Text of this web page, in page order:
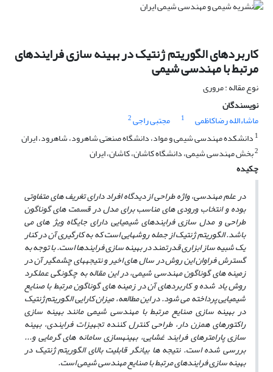
کاربردهای الگوریتم ژنتیک در بهینه سازی فرایندهای
مرتبط با مهندسی شیمی
نوع مقاله : مروری
نویسندگان
ماشاءالله رضاکاظمی
1 مجتبی راجی2
1 دانشکده مهندسی شیمی و مواد، دانشگاه صنعتی شاهرود، شاهرود، ایران
2بخش مهندسی شیمی، دانشگاه کاشان، کاشان، ایران
چکیده
در علم مهندسی، واژه طراحی از دیدگاه افراد دارای تغریف­ های متفاوتی
بوده و انتخاب ورودی­ های مناسب برای مدل در قسمت­ های گوناگون
طراحی و مدل­ سازی فرایندهای شیمیایی دارای جایگاه ویژ ه­ای می
باشد. الگوریتم ژنتیک از جمله روش­هایی است که به ­کارگیری آن در کنار
یک شبیه ساز ابزاری قدرتمند در بهینه سازی فرایندها است. با توجه به
گسترش فراوان این روش در سال های اخیر و نتیجه­های چشمگیر آن در
زمینه­ های گوناگون مهندسی شیمی، در این مقاله به چگونگی عملکرد
روش یاد شده و کاربردهای آن در زمینه­ های گوناگون مرتبط با صنایع
شیمیایی پرداخته می شود. در این مطالعه، میزان کارایی الگوریتم ژنتیک
در بهینه سازی صنایع مرتبط با مهندسی شیمی مانند بهینه­ سازی
راکتورهای همزن دار، طراحی کنترل کننده تجهیزات فرایندی، بهینه
سازی پارامترهای فرایند غشایی، بهینه­سازی سامانه­ های گرمایی و...
بررسی شده است. نتیجه ­ها بیانگر قابلیت بالای الگوریتم ژنتیک در
بهینه­ سازی فرایندهای مرتبط با صنایع مهندسی شیمی ‌است.